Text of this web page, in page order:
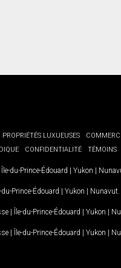
PROPRIÉTÉS LUXUEUSES
CONFIDENTIALITÉ TÉMOINS
Île-du-Prince-Édouard | Yukon |
du-Prince-Édouard | Yukon | Nunavut
| Île-du-Prince-Édouard | Yukon |
| Île-du-Prince-Édouard | Yukon |